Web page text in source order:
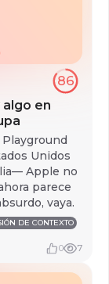
86
algo en
Unidos
Apple no
parece
vaya.
DE CONTEXTO
0 7